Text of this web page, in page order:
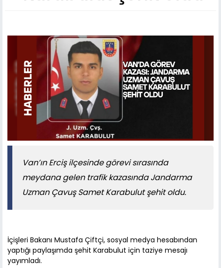
Van’ın Erciş ilçesinde görevi sırasında
meydana gelen trafik kazasında Jandarma
Uzman Çavuş Samet Karabulut şehit oldu.
İçişleri Bakanı Mustafa Çiftçi, sosyal medya hesabından
yaptığı paylaşımda şehit Karabulut için taziye mesajı
yayımladı.